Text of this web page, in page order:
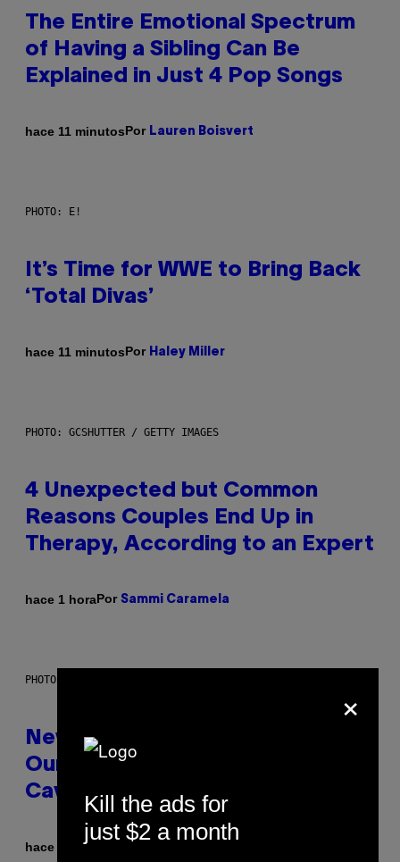
The Entire Emotional Spectrum
of Having a Sibling Can Be
Explained in Just 4 Pop Songs
hace 11 minutosPor Lauren Boisvert
PHOTO: E!
It’s Time for WWE to Bring Back
‘Total Divas’
hace 11 minutosPor Haley Miller
PHOTO: GCSHUTTER / GETTY IMAGES
4 Unexpected but Common
Reasons Couples End Up in
Therapy, According to an Expert
hace 1 horaPor Sammi Caramela
PHOTO: CSA-PRINTSTOCK / GETTY IMAGES
New Study Reveals We Still Pick
Our Friends the Same Way
Cavemen Did
hace 2 horas
×
Kill the ads for
just $2 a month